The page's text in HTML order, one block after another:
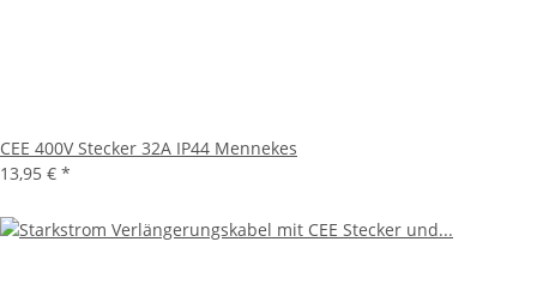
CEE 400V Stecker 32A IP44 Mennekes
13,95 € *